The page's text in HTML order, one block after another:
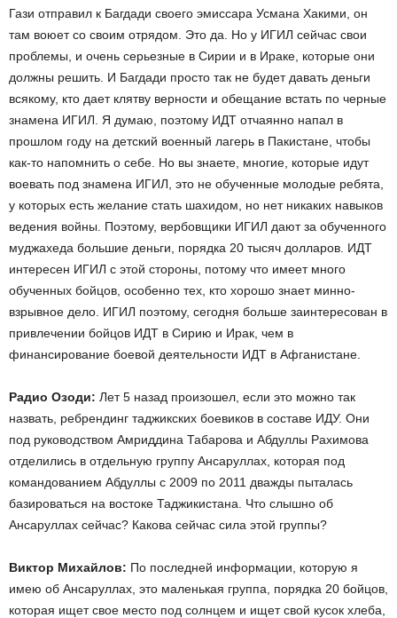
Гази отправил к Багдади своего эмиссара Усмана Хакими, он
там воюет со своим отрядом. Это да. Но у ИГИЛ сейчас свои
проблемы, и очень серьезные в Сирии и в Ираке, которые они
должны решить. И Багдади просто так не будет давать деньги
всякому, кто дает клятву верности и обещание встать по черные
знамена ИГИЛ. Я думаю, поэтому ИДТ отчаянно напал в
прошлом году на детский военный лагерь в Пакистане, чтобы
как-то напомнить о себе. Но вы знаете, многие, которые идут
воевать под знамена ИГИЛ, это не обученные молодые ребята,
у которых есть желание стать шахидом, но нет никаких навыков
ведения войны. Поэтому, вербовщики ИГИЛ дают за обученного
муджахеда большие деньги, порядка 20 тысяч долларов. ИДТ
интересен ИГИЛ с этой стороны, потому что имеет много
обученных бойцов, особенно тех, кто хорошо знает минно-
взрывное дело. ИГИЛ поэтому, сегодня больше заинтересован в
привлечении бойцов ИДТ в Сирию и Ирак, чем в
финансирование боевой деятельности ИДТ в Афганистане.
Радио Озоди: Лет 5 назад произошел, если это можно так
назвать, ребрендинг таджикских боевиков в составе ИДУ. Они
под руководством Амриддина Табарова и Абдуллы Рахимова
отделились в отдельную группу Ансаруллах, которая под
командованием Абдуллы с 2009 по 2011 дважды пыталась
базироваться на востоке Таджикистана. Что слышно об
Ансаруллах сейчас? Какова сейчас сила этой группы?
Виктор Михайлов: По последней информации, которую я
имею об Ансаруллах, это маленькая группа, порядка 20 бойцов,
которая ищет свое место под солнцем и ищет свой кусок хлеба,